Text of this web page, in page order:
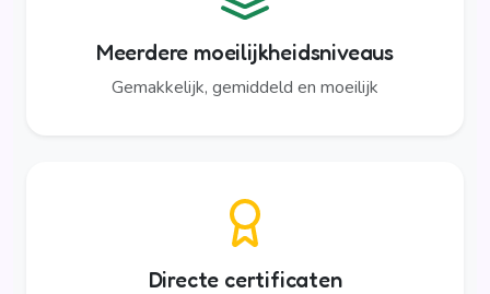
Meerdere moeilijkheidsniveaus
Gemakkelijk, gemiddeld en moeilijk
Directe certificaten